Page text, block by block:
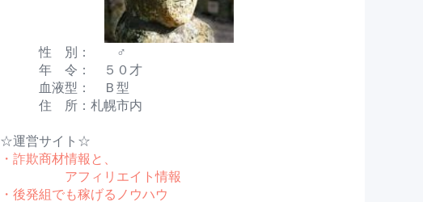
性 別： ♂
年 令： ５０才
血液型： Ｂ型
住 所：札幌市内
☆運営サイト☆
・詐欺商材情報と、
アフィリエイト情報
・後発組でも稼げるノウハウ